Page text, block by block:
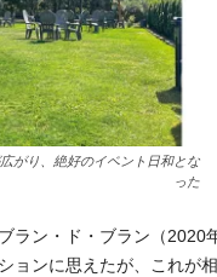
がり、絶好のイベント日和とな
った
ラン・ド・ブラン（
ョンに思えたが、これが相